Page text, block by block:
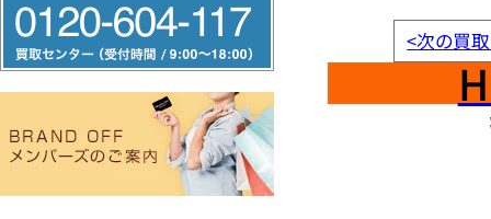
リ
ー
ヤ
<次の買